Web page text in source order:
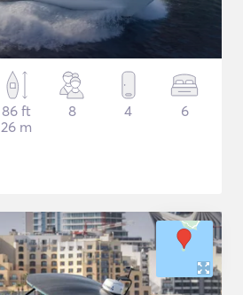
86 ft
26 m
8 4 6